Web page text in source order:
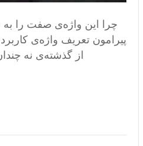
چرا این واژه‌ی صفت را به
پیرامون تعریف واژه‌ی
از گذشته‌ی نه